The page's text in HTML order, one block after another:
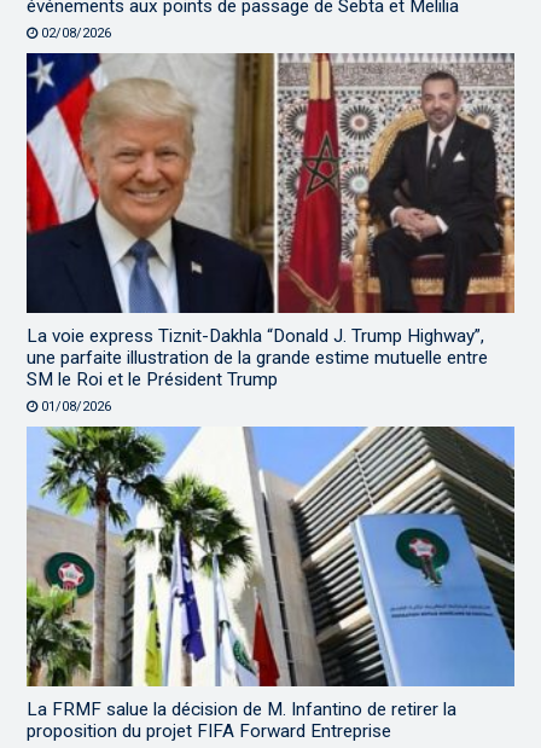
événements aux points de passage de Sebta et Melilia
02/08/2026
La voie express Tiznit-Dakhla “Donald J. Trump Highway”,
une parfaite illustration de la grande estime mutuelle entre
SM le Roi et le Président Trump
01/08/2026
La FRMF salue la décision de M. Infantino de retirer la
proposition du projet FIFA Forward Entreprise